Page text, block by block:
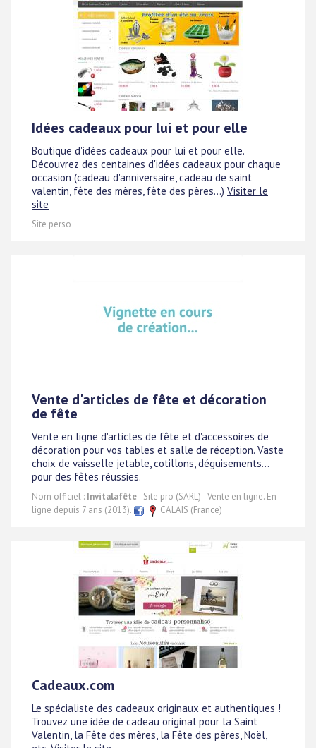
Idées cadeaux pour lui et pour elle
Boutique d'idées cadeaux pour lui et pour elle.
Découvrez des centaines d'idées cadeaux pour chaque
occasion (cadeau d'anniversaire, cadeau de saint
valentin, fête des mères, fête des pères...) Visiter le
site
Site perso
Vente d'articles de fête et décoration
de fête
Vente en ligne d'articles de fête et d'accessoires de
décoration pour vos tables et salle de réception. Vaste
choix de vaisselle jetable, cotillons, déguisements...
pour des fêtes réussies.
Nom officiel : Invitalafête- Site pro (SARL) - Vente en ligne. En
ligne depuis 7 ans (2013).
CALAIS (France)
Cadeaux.com
Le spécialiste des cadeaux originaux et authentiques !
Trouvez une idée de cadeau original pour la Saint
Valentin, la Fête des mères, la Fête des pères, Noël,